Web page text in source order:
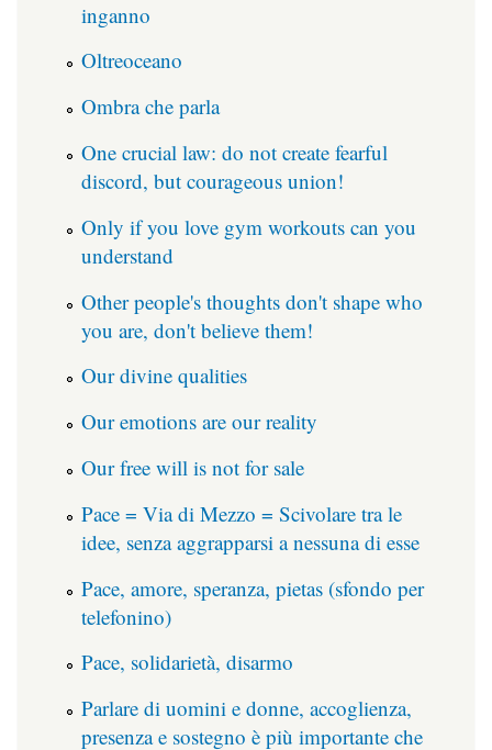
inganno
Oltreoceano
Ombra che parla
One crucial law: do not create fearful
discord, but courageous union!
Only if you love gym workouts can you
understand
Other people's thoughts don't shape who
you are, don't believe them!
Our divine qualities
Our emotions are our reality
Our free will is not for sale
Pace = Via di Mezzo = Scivolare tra le
idee, senza aggrapparsi a nessuna di esse
Pace, amore, speranza, pietas (sfondo per
telefonino)
Pace, solidarietà, disarmo
Parlare di uomini e donne, accoglienza,
presenza e sostegno è più importante che